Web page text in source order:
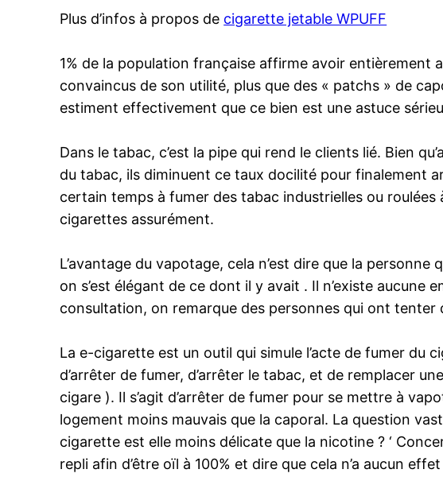
Plus d’infos à propos de cigarette jetable WPUFF
1% de la population française affirme avoir entièrement
convaincus de son utilité, plus que des « patchs » de
estiment effectivement que ce bien est une astuce
Dans le tabac, c’est la pipe qui rend le clients lié. Bien
du tabac, ils diminuent ce taux docilité pour finalement
certain temps à fumer des tabac industrielles ou
cigarettes assurément.
L’avantage du vapotage, cela n’est dire que la personne
on s’est élégant de ce dont il y avait . Il n’existe aucune
consultation, on remarque des personnes qui ont tenter
La e-cigarette est un outil qui simule l’acte de fumer du
d’arrêter de fumer, d’arrêter le tabac, et de remplacer
cigare ). Il s’agit d’arrêter de fumer pour se mettre à
logement moins mauvais que la caporal. La question
cigarette est elle moins délicate que la nicotine ? ‘
repli afin d’être oïl à 100% et dire que cela n’a aucun